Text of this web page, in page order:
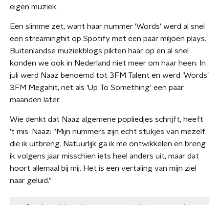
eigen muziek.
Een slimme zet, want haar nummer 'Words' werd al snel
een streaminghit op Spotify met een paar miljoen plays.
Buitenlandse muziekblogs pikten haar op en al snel
konden we ook in Nederland niet meer om haar heen. In
juli werd Naaz benoemd tot 3FM Talent en werd 'Words'
3FM Megahit, net als 'Up To Something' een paar
maanden later.
Wie denkt dat Naaz algemene popliedjes schrijft, heeft
't mis. Naaz: "Mijn nummers zijn echt stukjes van mezelf
die ik uitbreng. Natuurlijk ga ik me ontwikkelen en breng
ik volgens jaar misschien iets heel anders uit, maar dat
hoort allemaal bij mij. Het is een vertaling van mijn ziel
naar geluid."